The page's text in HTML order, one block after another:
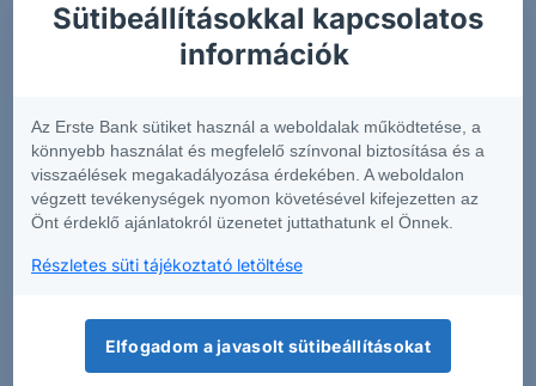
információk rövid összefoglalását tartalmazza.
Annak érdekében, hogy Önök könnyen
csomagtermékeket, a szolgáltatók egységes formában
készítik el az előbb említett dokumentumot.
Az Európai Unió pénzügyi piacain elérhető pénzügyi
termékek igen magas száma miatt a fenti kereső
alkalmazáson túl figyelmébe ajánljuk az adott
kereső funkcióját is.Kérjük tisztelt Ügyfeleinket, hogy
a csak angol nyelven elérhető KID-el rendelkező
termékekben csak akkor kössenek tranzakciót,
Sütibeállításokkal kapcsolatos
információk
Az Erste Bank sütiket használ a weboldalak működtetése, a
könnyebb használat és megfelelő színvonal biztosítása és a
visszaélések megakadályozása érdekében. A weboldalon
végzett tevékenységek nyomon követésével kifejezetten az
Önt érdeklő ajánlatokról üzenetet juttathatunk el Önnek.
Részletes süti tájékoztató letöltése
Elfogadom a javasolt sütibeállításokat